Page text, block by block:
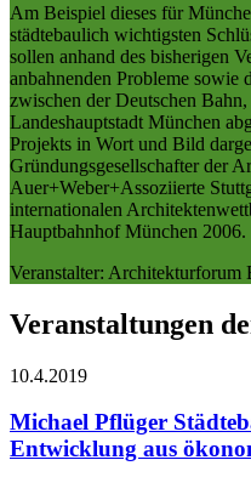
Am Beispiel dieses für
städtebaulich wichtigsten
sollen anhand des bisherigen
anbahnenden Probleme sowie
zwischen der Deutschen
Landeshauptstadt München
Projekts in Wort und Bild
Gründungsgesellschafter der
Auer+Weber+Assoziierte
internationalen
Hauptbahnhof München 2006.
Veranstalter: Architekturforum
Veranstaltungen
10.4.2019
Michael Pflüger
Entwicklung aus